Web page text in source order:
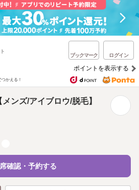
ブックマーク ログイン
ポイントを表示する
かえる！
ンズ/アイブロウ/脱毛】
確認・予約する